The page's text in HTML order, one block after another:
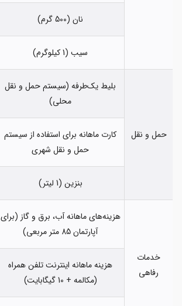
نان (500 گرم)
سیب (1 کیلوگرم)
حمل و نقل
بلیط یک‌طرفه (سیستم حمل و نقل
محلی)
کارت ماهانه برای استفاده از سیستم
حمل و نقل شهری
بنزین (1 لیتر)
خدمات
رفاهی
هزینه‌های ماهانه آب، برق و گاز (برای
آپارتمان 85 متر مربعی)
هزینه ماهانه اینترنت تلفن همراه
(مکالمه + 10 گیگابایت)